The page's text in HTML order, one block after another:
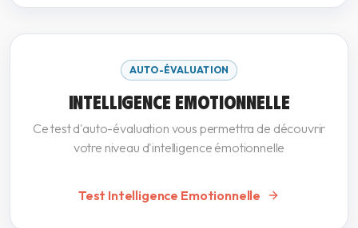
AUTO-ÉVALUATION
INTELLIGENCE EMOTIONNELLE
Ce test d'auto-évaluation vous permettra de découvrir
votre niveau d'intelligence émotionnelle
Test Intelligence Emotionnelle